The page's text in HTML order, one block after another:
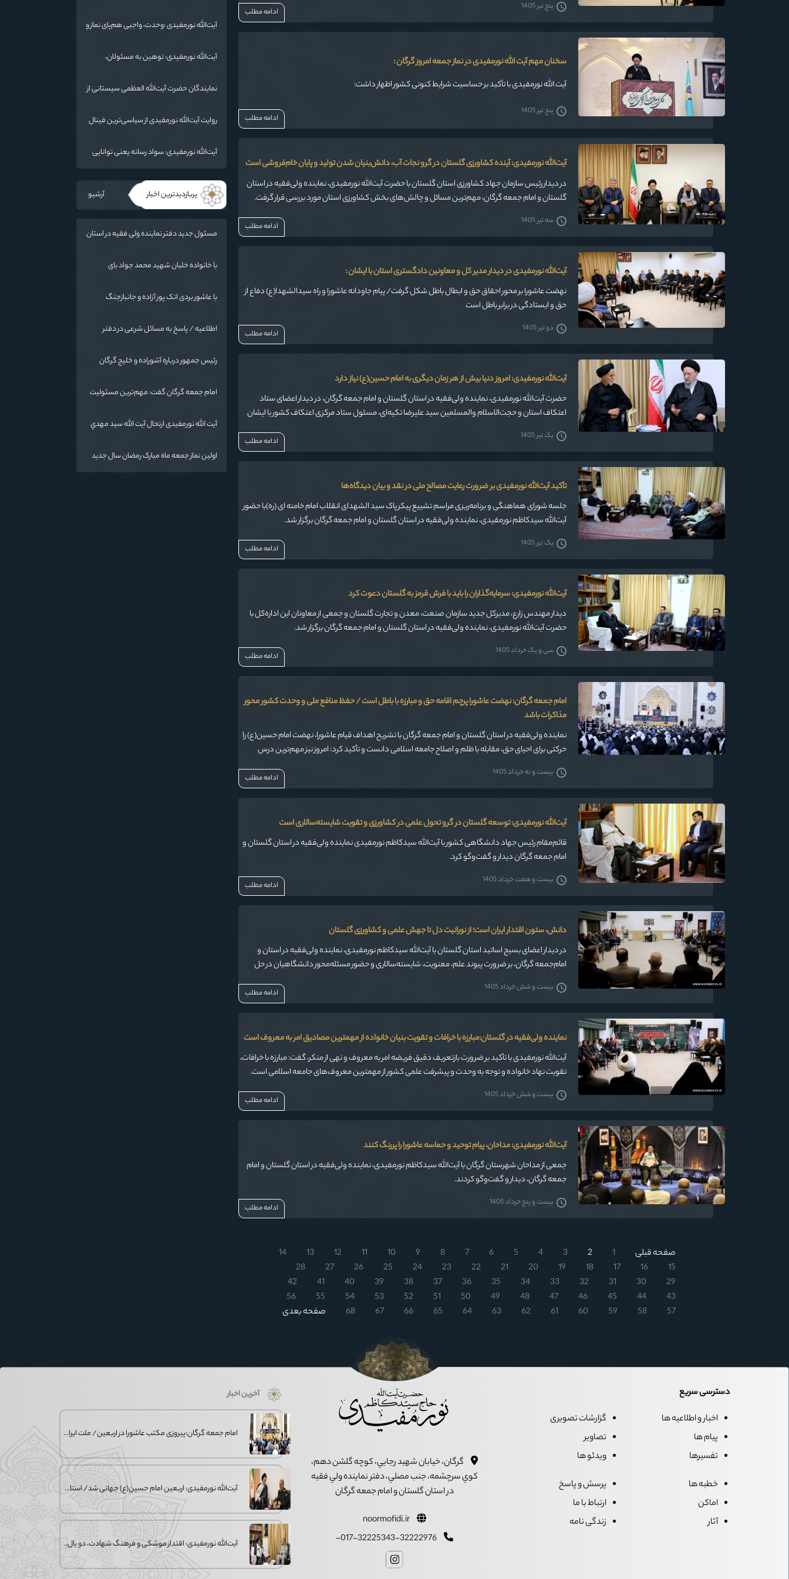
پنج تیر 1405 ادامه مطلب
سخنان مهم آیت الله نورمفیدی در نماز جمعه امروز گرگان :
آیت الله نورمفیدی با تأکید بر حساسیت شرایط کنونی کشور اظهار داشت:
پنج تیر 1405
ادامه مطلب
آیت‌الله نورمفیدی: آینده کشاورزی گلستان در گرو نجات آب، دانش‌بنیان شدن تولید و پایان خام‌فروشی است
در دیدار رئیس سازمان جهاد کشاورزی استان گلستان با حضرت آیت‌الله نورمفیدی، نماینده ولی‌فقیه در استان
گلستان و امام جمعه گرگان، مهم‌ترین مسائل و چالش‌های بخش کشاورزی استان مورد بررسی قرار گرفت.
سه تیر 1405
ادامه مطلب
آیت‌الله نورمفیدی در دیدار مدیر کل و معاونین دادگستری استان با ایشان :
نهضت عاشورا بر محور احقاق حق و ابطال باطل شکل گرفت/ پیام جاودانه عاشورا و راه سیدالشهدا(ع) دفاع از
حق و ایستادگی در برابر باطل است
دو تیر 1405 ادامه مطلب
آیت‌الله نورمفیدی: امروز دنیا بیش از هر زمان دیگری به امام حسین(ع) نیاز دارد
حضرت آیت‌الله نورمفیدی، نماینده ولی‌فقیه در استان گلستان و امام جمعه گرگان، در دیدار اعضای ستاد
اعتکاف استان و حجت‌الاسلام والمسلمین سید علیرضا تکیه‌ای، مسئول ستاد مرکزی اعتکاف کشور با ایشان
یک تیر 1405 ادامه مطلب
تأکید آیت‌الله نورمفیدی بر ضرورت رعایت مصالح ملی در نقد و بیان دیدگاه‌ها
جلسه شورای هماهنگی و برنامه‌ریزی مراسم تشییع پیکر پاک سید الشهدای انقلاب امام خامنه ای (ره)با حضور
آیت‌الله سیدکاظم نورمفیدی، نماینده ولی‌فقیه در استان گلستان و امام جمعه گرگان برگزار شد.
یک تیر 1405 ادامه مطلب
آیت‌الله نورمفیدی: سرمایه‌گذاران را باید با فرش قرمز به گلستان دعوت کرد
دیدار مهندس زارع، مدیرکل جدید سازمان صنعت، معدن و تجارت گلستان و جمعی از معاونان این اداره‌کل با
حضرت آیت‌الله نورمفیدی، نماینده ولی‌فقیه در استان گلستان و امام جمعه گرگان برگزار شد.
سی و یک خرداد 1405 ادامه مطلب
امام جمعه گرگان: نهضت عاشورا پرچم اقامه حق و مبارزه با باطل است / حفظ منافع ملی و وحدت کشور محور
مذاکرات باشد
نماینده ولی‌فقیه در استان گلستان و امام جمعه گرگان با تشریح اهداف قیام عاشورا، نهضت امام حسین(ع) را
حرکتی برای احیای حق، مقابله با ظلم و اصلاح جامعه اسلامی دانست و تأکید کرد: امروز نیز مهم‌ترین درس
بیست و نه خرداد 1405 ادامه مطلب
آیت‌الله نورمفیدی: توسعه گلستان در گرو تحول علمی در کشاورزی و تقویت شایسته‌سالاری است
قائم‌مقام رئیس جهاد دانشگاهی کشور با آیت‌الله سیدکاظم نورمفیدی نماینده ولی‌فقیه در استان گلستان و
امام جمعه گرگان دیدار و گفت‌وگو کرد.
بیست و هفت خرداد 1405 ادامه مطلب
دانش، ستون اقتدار ایران است؛ از نورانیت دل تا جهش علمی و کشاورزی گلستان
در دیدار اعضای بسیج اساتید استان گلستان با آیت‌الله سیدکاظم نورمفیدی، نماینده ولی‌فقیه در استان و
امام‌جمعه گرگان، بر ضرورت پیوند علم، معنویت، شایسته‌سالاری و حضور مسئله‌محور دانشگاهیان در حل
بیست و شش خرداد 1405 ادامه مطلب
نماینده ولی‌فقیه در گلستان:مبارزه با خرافات و تقویت بنیان خانواده از مهمترین مصادیق امر به معروف است
آیت‌الله نورمفیدی با تأکید بر ضرورت بازتعریف دقیق فریضه امر به معروف و نهی از منکر، گفت: مبارزه با خرافات،
تقویت نهاد خانواده و توجه به وحدت و پیشرفت علمی کشور از مهمترین معروف‌های جامعه اسلامی است.
بیست و شش خرداد 1405 ادامه مطلب
آیت‌الله نورمفیدی: مداحان، پیام توحید و حماسه عاشورا را پررنگ کنند
جمعی از مداحان شهرستان گرگان با آیت‌الله سیدکاظم نورمفیدی، نماینده ولی‌فقیه در استان گلستان و امام
جمعه گرگان، دیدار و گفت‌وگو کردند.
بیست و پنج خرداد 1405 ادامه مطلب
صفحه قبلی 1
2
3
4
5
6
7
8
9
10
11
12
13
14
15
16
17
18
19
20
21
22
23
24
25
26
27
28
29
30
31
32
33
34
35
36
37
38
39
40
41
42
43
44
45
46
47
48
49
50
51
52
53
54
55
56
57
58
59
60
61
62
63
64
65
66
67
68 صفحه بعدی
عاشورا تا ضرورت روایتگری جهانی
آیت‌الله نورمفیدی :وحدت، واجبی هم‌پای نماز و
آیت‌الله نورمفیدی: توهین به مسئولان،
دنبال تفرقه به جای جنگ است
نمایندگان حضرت آیت‌الله العظمی سیستانی از
تجلیل کردند
روایت آیت‌الله نورمفیدی از سیاسی‌ترین فینال
می‌نشیند
آیت‌الله نورمفیدی: سواد رسانه یعنی توانایی
پربازدیدترین اخبار آرشیو
مسئول جدید دفتر نماینده ولی فقیه در استان
با خانواده خلبان شهید محمد جواد بای
با عاشور بردی اتک پور آزاده و جانبازجنگ
اطلاعیه / پاسخ به مسائل شرعی در دفتر
رئیس جمهور درباره آشوراده و خلیج گرگان
امام جمعه گرگان گفت: مهم‌ترین مسئولیت
دانش‌آموزان، انسان‌سازی و تربیت نیروهای
موثر و مفید برای آینده ایران اسلامی است.
آیت الله نورمفیدی ارتحال آیت الله سيد مهدي
اولین نماز جمعه ماه مبارک رمضان سال جدید
دسترسی سریع
اخبار و اطلاعیه ها
پیام ها
تفسیرها
گزارشات تصویری
تصاویر
ویدئو ها
خطبه ها
اماکن
آثار
پرسش و پاسخ
ارتباط با ما
زندگی نامه
گرگان، خيابان شهيد رجايي، کوچه گلشن دهم،
کوي سرچشمه، جنب مصلي، دفتر نماينده ولي فقيه
در استان گلستان و امام جمعه گرگان
آخرین اخبار
امام جمعه گرگان:پیروزی مکتب عاشورا در اربعین/ ملت ایران در برابر استکبار
آیت‌الله نورمفیدی: اربعین امام حسین(ع) جهانی شد/ استان گلستان الگوی
آیت‌الله نورمفیدی: اقتدار موشکی و فرهنگ شهادت، دو بال ماندگاری انقلاب / از